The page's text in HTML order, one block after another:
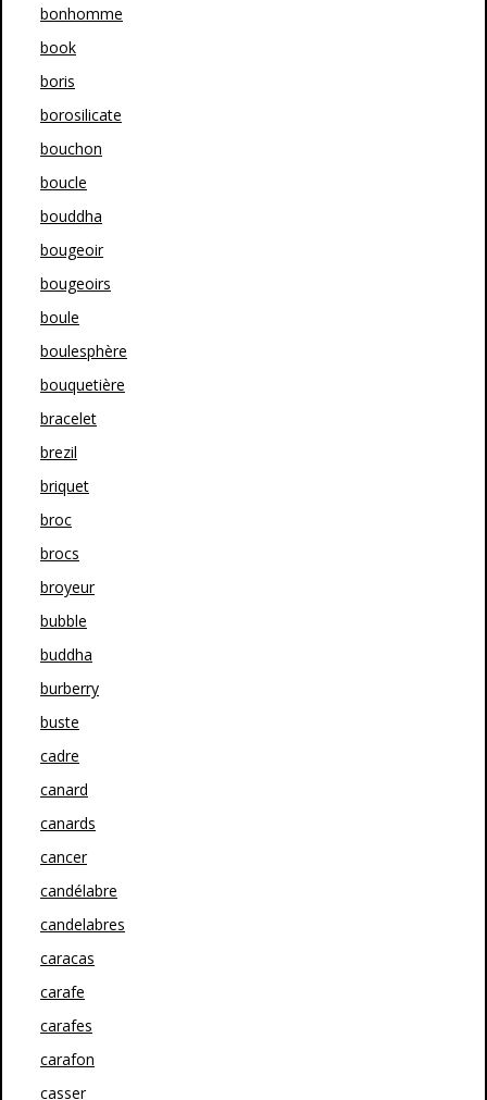
bonhomme
book
boris
borosilicate
bouchon
boucle
bouddha
bougeoir
bougeoirs
boule
boulesphère
bouquetière
bracelet
brezil
briquet
broc
brocs
broyeur
bubble
buddha
burberry
buste
cadre
canard
canards
cancer
candélabre
candelabres
caracas
carafe
carafes
carafon
casser